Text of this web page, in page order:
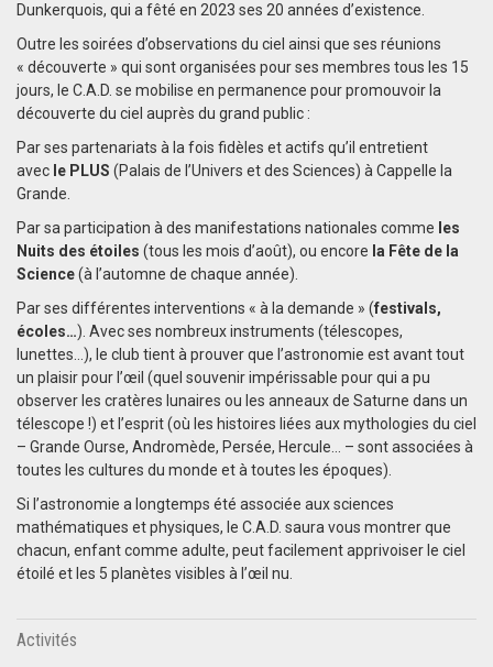
Dunkerquois, qui a fêté en 2023 ses 20 années d’existence.
Outre les soirées d’observations du ciel ainsi que ses réunions
« découverte » qui sont organisées pour ses membres tous les 15
jours, le C.A.D. se mobilise en permanence pour promouvoir la
découverte du ciel auprès du grand public :
Par ses partenariats à la fois fidèles et actifs qu’il entretient
avec le PLUS (Palais de l’Univers et des Sciences) à Cappelle la
Grande.
Par sa participation à des manifestations nationales comme les
Nuits des étoiles (tous les mois d’août), ou encore la Fête de la
Science(à l’automne de chaque année).
Par ses différentes interventions « à la demande » (festivals,
écoles…). Avec ses nombreux instruments (télescopes,
lunettes…), le club tient à prouver que l’astronomie est avant tout
un plaisir pour l’œil (quel souvenir impérissable pour qui a pu
observer les cratères lunaires ou les anneaux de Saturne dans un
télescope !) et l’esprit (où les histoires liées aux mythologies du ciel
– Grande Ourse, Andromède, Persée, Hercule… – sont associées à
toutes les cultures du monde et à toutes les époques).
Si l’astronomie a longtemps été associée aux sciences
mathématiques et physiques, le C.A.D. saura vous montrer que
chacun, enfant comme adulte, peut facilement apprivoiser le ciel
étoilé et les 5 planètes visibles à l’œil nu.
Activités